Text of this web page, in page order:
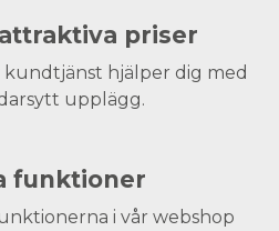
priser
kundtjänst hjälper dig med
upplägg.
funktioner
i vår webshop